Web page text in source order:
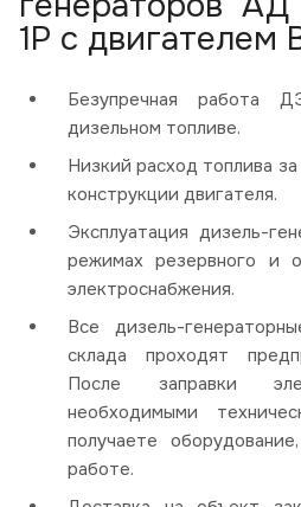
1Р с двигателем
Безупречная работа
дизельном топливе.
Низкий расход топлива
конструкции двигателя.
Эксплуатация дизель-
режимах резервного и
электроснабжения.
Все дизель-
склада проходят
После заправки
необходимыми
получаете
работе.